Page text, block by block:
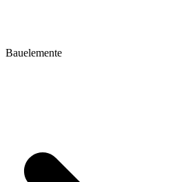
Bauelemente